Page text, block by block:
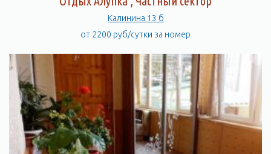
Калинина 13 б
от 2200 руб/сутки за номер